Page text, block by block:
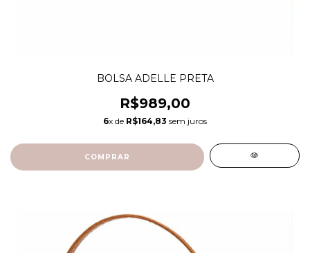
BOLSA ADELLE PRETA
R$989,00
6x de R$164,83 sem juros